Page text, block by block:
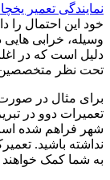
نمایندگی تعمیر
خود این احتمال را
وسیله، خرابی هایی
دلیل است که در
تحت نظر متخصصین
برای مثال در صورت
تعمیرات دوو در
شهر فراهم شده
نداشته باشید.
به شما کمک خواهند